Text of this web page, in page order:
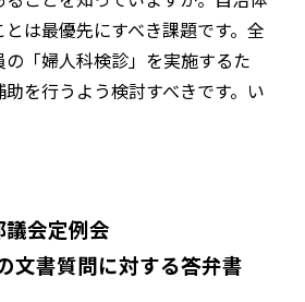
は最優先にすべき課題です。全
「婦人科検診」を実施するた
を行うよう検討すべきです。い
会定例会
文書質問に対する答弁書